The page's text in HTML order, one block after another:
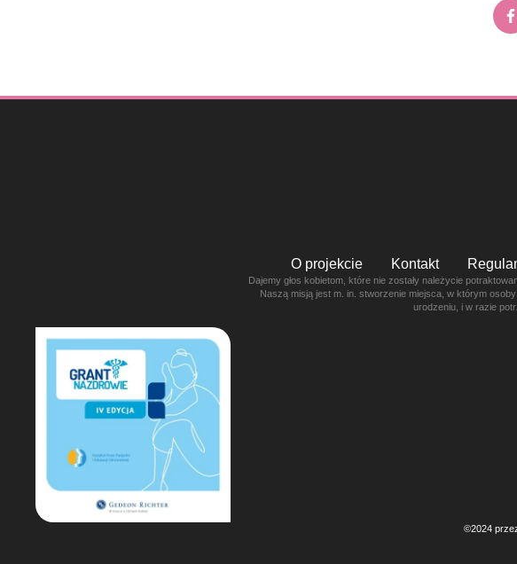
O projekcie Kontakt
Dajemy głos kobietom, które nie zostały należycie
Naszą misją jest m. in. stworzenie miejsca, w którym
urodzeniu, i w razie
©2024